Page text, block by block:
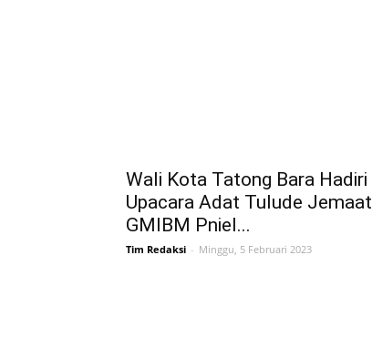
Wali Kota Tatong Bara Hadiri
Upacara Adat Tulude Jemaat
GMIBM Pniel...
Tim Redaksi - Minggu, 5 Februari 2023